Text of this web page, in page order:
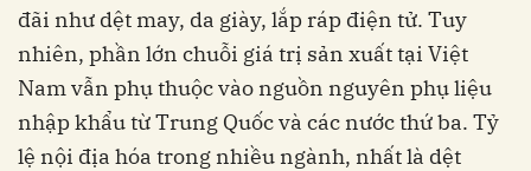
đãi như dệt may, da giày, lắp ráp điện tử. Tuy
nhiên, phần lớn chuỗi giá trị sản xuất tại Việt
Nam vẫn phụ thuộc vào nguồn nguyên phụ liệu
nhập khẩu từ Trung Quốc và các nước thứ ba. Tỷ
lệ nội địa hóa trong nhiều ngành, nhất là dệt